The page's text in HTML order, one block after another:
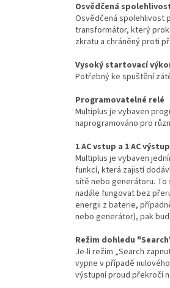
Osvědčená
Osvědčená spolehlivost
transformátor, který
zkratu a chráněný proti
Vysoký startovací
Potřebný ke spuštění
Programovatelné relé
Multiplus je vybaven
naprogramováno pro
1 AC vstup a 1 AC výstup
Multiplus je vybaven
funkcí, která zajistí
sítě nebo generátoru. To
nadále fungovat bez
energii z baterie,
nebo generátor), pak
Režim dohledu
Je-li režim „Search
vypne v případě
výstupní proud překročí